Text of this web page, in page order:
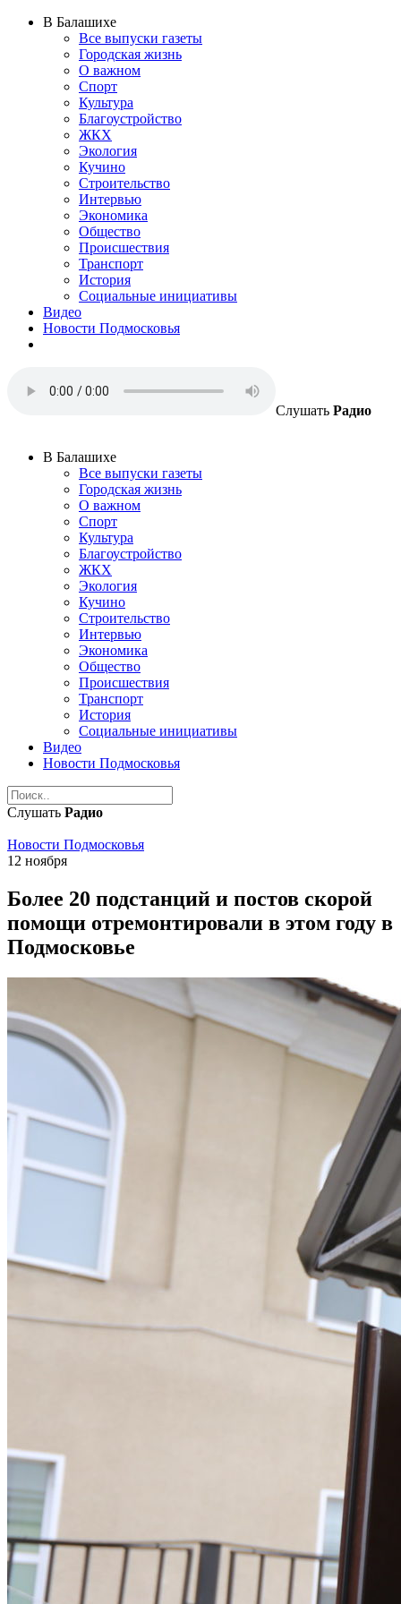
В Балашихе
Все выпуски газеты
Городская жизнь
О важном
Спорт
Культура
Благоустройство
ЖКХ
Экология
Кучино
Строительство
Интервью
Экономика
Общество
Происшествия
Транспорт
История
Социальные инициативы
Видео
Новости Подмосковья
Слушать Радио
В Балашихе
Все выпуски газеты
Городская жизнь
О важном
Спорт
Культура
Благоустройство
ЖКХ
Экология
Кучино
Строительство
Интервью
Экономика
Общество
Происшествия
Транспорт
История
Социальные инициативы
Видео
Новости Подмосковья
Слушать Радио
Новости Подмосковья
12 ноября
Более 20 подстанций и постов скорой
помощи отремонтировали в этом году в
Подмосковье